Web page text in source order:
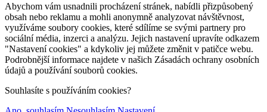
Abychom vám usnadnili procházení stránek, nabídli přizpůsobený
obsah nebo reklamu a mohli anonymně analyzovat návštěvnost,
využíváme soubory cookies, které sdílíme se svými partnery pro
sociální média, inzerci a analýzu. Jejich nastavení upravíte odkazem
"Nastavení cookies" a kdykoliv jej můžete změnit v patičce webu.
Podrobnější informace najdete v našich Zásadách ochrany osobních
údajů a používání souborů cookies.
Souhlasíte s používáním cookies?